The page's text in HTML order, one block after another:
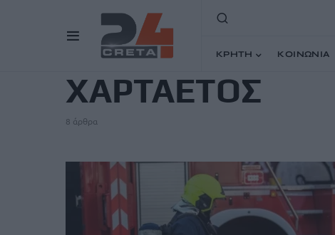
ΚΡΗΤΗ ΚΟΙΝΩΝΙΑ
ΧΑΡΤΑΕΤΟΣ
8 άρθρα